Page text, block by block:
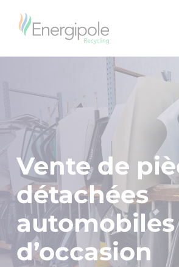
Vente de
détachées
automobiles
d’occasion